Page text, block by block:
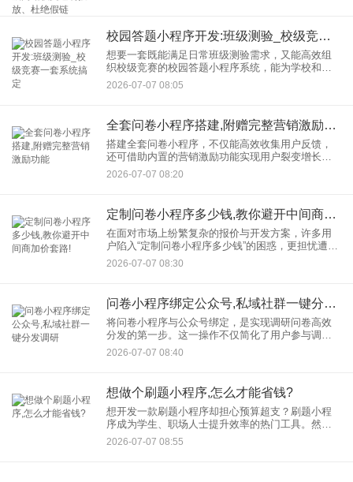
没有”。
校园答题小程序开发:班级测验_校级竞赛一套系统搞定
想要一套既能满足日常班级测验需求，又能高效组
织校级竞赛的校园答题小程序系统，能为学校和师
生带来极大的便利。本文将详细介绍如何开发这样
2026-07-07 08:05
全套问卷小程序搭建,附赠完整营销激励功能
搭建全套问卷小程序，不仅能高效收集用户反馈，
还可借助内置的营销激励功能实现用户裂变增长。
本文将结合技术实现与营销策略，提供一套可落地
的完整解决方案。 一、技术架构：零代码与低代码
2026-07-07 08:20
定制问卷小程序多少钱,教你避开中间商加价套路!
在面对市场上纷繁复杂的报价与开发方案，许多用
户陷入“定制问卷小程序多少钱”的困惑，更担忧遭遇
中间商层层加价的陷阱。本文将从成本构成、开发
模式、避坑策略三方面，为您全面解析定制问卷小
2026-07-07 08:30
问卷小程序绑定公众号,私域社群一键分发调研
将问卷小程序与公众号绑定，是实现调研问卷高效
分发的第一步。这一操作不仅简化了用户参与调研
的流程，还通过公众号的庞大用户基础，为问卷提
2026-07-07 08:40
想做个刷题小程序,怎么才能省钱?
想开发一款刷题小程序却担心预算超支？刷题小程
序成为学生、职场人士提升效率的热门工具。然
而，开发一款功能完善的小程序往往需要投入一定
资金，尤其是对个人开发者或小型团队而言，如何
2026-07-07 08:55